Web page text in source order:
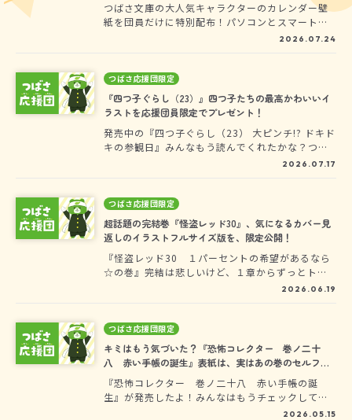
つばさ文庫の大人気キャラクターのカレンダー壁
紙を団員だけに特別配布！パソコンとスマートフ
ォンで使用できる2種類をご用意しました。ぜひ、
2026.07.24
つばさ応援団限定
『四つ子ぐらし（23）』四つ子たちの最高かわいいイ
ラストを応援団員限定でプレゼント！
発売中の『四つ子ぐらし（23） 大ピンチ!? ドキド
キの参観日』みんなもう読んでくれたかな？つば
さ文庫のHPで公開された瞬間、『かわいい！』と
おりこさんが姉妹をひとりずつ描いてくださって
いるんです！きょうは、応援団員のみなさんだけ
に、姉妹ひとりずつの画像をプレゼントしちゃい
ます✨
2026.07.17
つばさ応援団限定
超話題の完結巻『怪盗レッド30』、気になるカバー見
返しのイラストフルサイズ版を、限定公開！
『怪盗レッド30 １パーセントの希望があるなら
☆の巻』完結は悲しいけど、１章からずっとトリ
ハダたちっぱなしのカッコイイ本だったよね!?も
に描いてくれていたんだ……！その全体像を、応
援団限定で、見せちゃうよ！
2026.06.19
つばさ応援団限定
キミはもう気づいた？『恐怖コレクター 巻ノ二十
八 赤い手帳の誕生』表紙は、実はあの巻のセルフオ
マージュ！ヨメルバ会員だけに教えちゃうよ！
『恐怖コレクター 巻ノ二十八 赤い手帳の誕
生』が発売したよ！みんなはもうチェックしてく
れたかな？今回の表紙は、久しぶりのこの3人―フ
2026.05.15